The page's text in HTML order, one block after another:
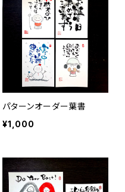
パターンオーダー葉書
¥1,000